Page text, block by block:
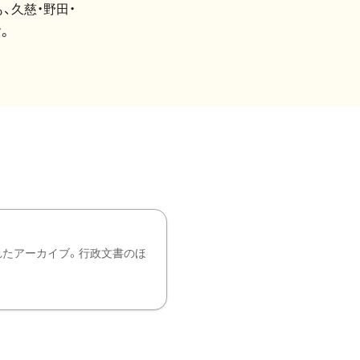
慈・野田・
アーカイブ。行政文書のほ